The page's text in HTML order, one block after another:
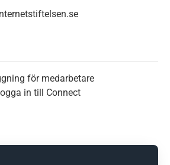
för medarbetare
in till Connect